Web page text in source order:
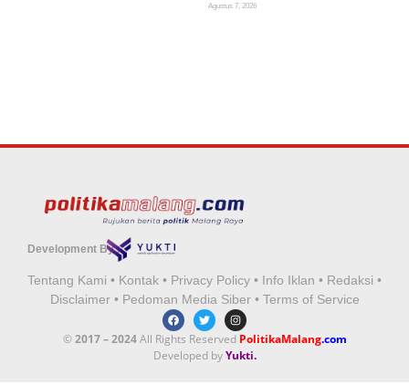
Agustus 7, 2026
Development By :
Tentang Kami • Kontak • Privacy Policy • Info Iklan • Redaksi •
Disclaimer• Pedoman Media Siber• Terms of Service
©2017 – 2024All Rights Reserved PolitikaMalang.com
Developed byYukti.